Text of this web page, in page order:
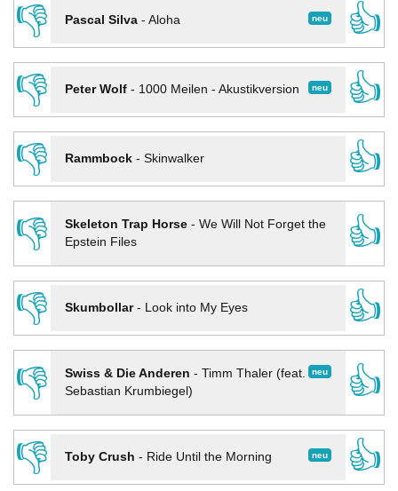
👎
neu
Pascal Silva- Aloha
👍
👎
neu
Peter Wolf- 1000 Meilen - Akustikversion
👍
👎
Rammbock- Skinwalker
👍
👎
Skeleton Trap Horse- We Will Not Forget the
Epstein Files
👍
👎
Skumbollar- Look into My Eyes
👍
👎
neu
Swiss & Die Anderen - Timm Thaler (feat.
Sebastian Krumbiegel)
👍
👎
neu
Toby Crush - Ride Until the Morning
👍